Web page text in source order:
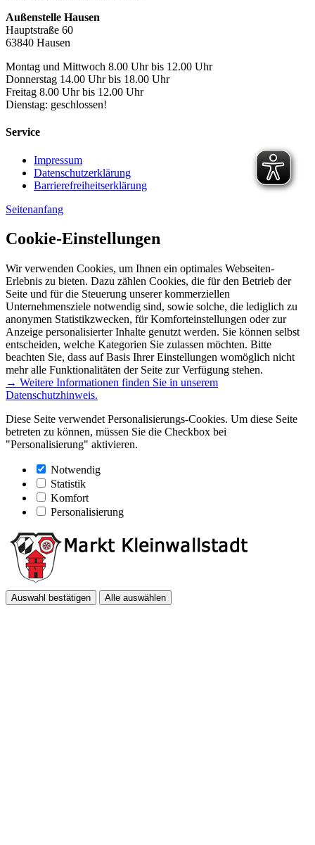
Außenstelle Hausen
Hauptstraße 60
63840 Hausen
Montag und Mittwoch 8.00 Uhr bis 12.00 Uhr
Donnerstag 14.00 Uhr bis 18.00 Uhr
Freitag 8.00 Uhr bis 12.00 Uhr
Dienstag: geschlossen!
Service
Impressum
Datenschutzerklärung
Barrierefreiheitserklärung
Seitenanfang
Cookie-Einstellungen
Wir verwenden Cookies, um Ihnen ein optimales Webseiten-
Erlebnis zu bieten. Dazu zählen Cookies, die für den Betrieb der
Seite und für die Steuerung unserer kommerziellen
Unternehmensziele notwendig sind, sowie solche, die lediglich zu
anonymen Statistikzwecken, für Komforteinstellungen oder zur
Anzeige personalisierter Inhalte genutzt werden. Sie können selbst
entscheiden, welche Kategorien Sie zulassen möchten. Bitte
beachten Sie, dass auf Basis Ihrer Einstellungen womöglich nicht
mehr alle Funktionalitäten der Seite zur Verfügung stehen.
→ Weitere Informationen finden Sie in unserem
Datenschutzhinweis.
Diese Seite verwendet Personalisierungs-Cookies. Um diese Seite
betreten zu können, müssen Sie die Checkbox bei
"Personalisierung" aktivieren.
Notwendig
Statistik
Komfort
Personalisierung
Auswahl bestätigen Alle auswählen